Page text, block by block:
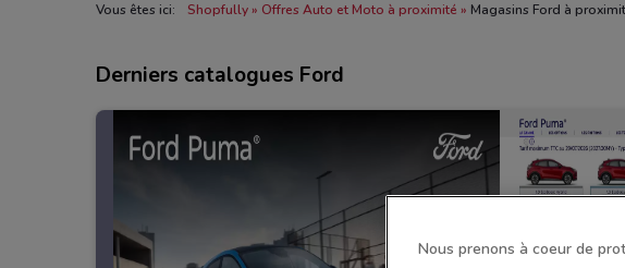
Vous êtes ici: Shopfully Offres Auto et Moto à proximité Magasins Ford à
Derniers catalogues Ford
Nous prenons à coeur de